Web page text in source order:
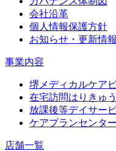
会社沿革
個人情報保護方針
お知らせ・更新情報
事業内容
堺メディカルケア
在宅訪問はりきゅう
放課後等デイサー
ケアプランセンタ
店舗一覧